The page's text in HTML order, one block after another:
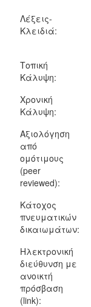
Λέξεις-
Κλειδιά:
Τοπική
Κάλυψη:
Χρονική
Κάλυψη:
Αξιολόγηση
από
ομότιμους
(peer
reviewed):
Κάτοχος
πνευματικών
δικαιωμάτων:
Ηλεκτρονική
διεύθυνση με
ανοικτή
πρόσβαση
(link):